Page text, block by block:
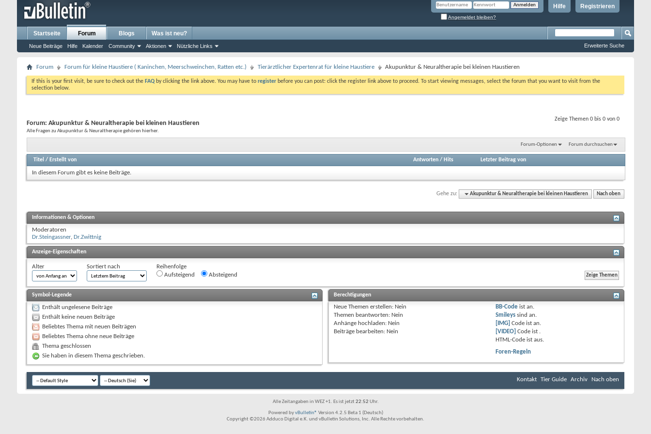
Registrieren
Hilfe
Angemeldet bleiben?
Startseite Forum
Neue Beiträge Hilfe Kalender Community Aktionen Nützliche Links
Blogs Was ist neu?
Erweiterte Suche
Forum Forum für kleine Haustiere ( Kaninchen, Meerschweinchen, Ratten etc.) Tierärztlicher Expertenrat für kleine Haustiere Akupunktur & Neuraltherapie bei kleinen Haustieren
If this is your first visit, be sure to check out the FAQ by clicking the link above. You may have to register before you can post: click the register link above to proceed. To start viewing messages, select the forum that you want to visit from the
selection below.
Zeige Themen 0 bis 0 von 0
Forum: Akupunktur & Neuraltherapie bei kleinen Haustieren
Alle Fragen zu Akupunktur & Neuraltherapie gehören hierher.
Forum-Optionen Forum durchsuchen
Titel / Erstellt von Antworten/ Hits Letzter Beitrag von
In diesem Forum gibt es keine Beiträge.
Gehe zu: Akupunktur & Neuraltherapie bei kleinen Haustieren Nach oben
Informationen & Optionen
Moderatoren
Dr.Steingassner, Dr.Zwittnig
Anzeige-Eigenschaften
Alter Sortiert nach
Reihenfolge
Aufsteigend
Absteigend
Symbol-Legende
Enthält ungelesene Beiträge
Enthält keine neuen Beiträge
Beliebtes Thema mit neuen Beiträgen
Beliebtes Thema ohne neue Beiträge
Thema geschlossen
Sie haben in diesem Thema geschrieben.
Berechtigungen
Neue Themen erstellen: Nein
Themen beantworten: Nein
Anhänge hochladen: Nein
Beiträge bearbeiten: Nein
BB-Code istan.
Smileys sindan.
[IMG] Code istan.
[VIDEO] Code ist .
HTML-Code istaus.
Foren-Regeln
Kontakt Tier Guide Archiv Nach oben
Alle Zeitangaben in WEZ +1. Es ist jetzt22:52 Uhr.
Powered byvBulletin® Version 4.2.5 Beta 1 (Deutsch)
Copyright ©2026 Adduco Digital e.K. und vBulletin Solutions, Inc. Alle Rechte vorbehalten.